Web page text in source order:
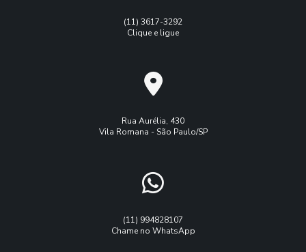
(11) 3617-3292
Clique e ligue
Rua Aurélia, 430
Vila Romana - São Paulo/SP
(11) 994828107
Chame no WhatsApp